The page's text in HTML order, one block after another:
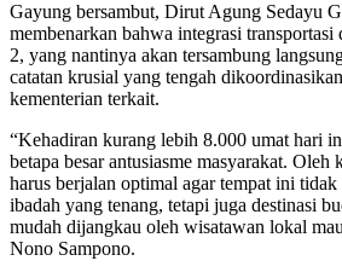
Gayung bersambut, Dirut Agung Sedayu
membenarkan bahwa integrasi
2, yang nantinya akan tersambung
catatan krusial yang tengah
kementerian terkait.
“Kehadiran kurang lebih 8.000 umat hari
betapa besar antusiasme masyarakat.
harus berjalan optimal agar tempat ini
ibadah yang tenang, tetapi juga destinasi
mudah dijangkau oleh wisatawan lokal
Nono Sampono.